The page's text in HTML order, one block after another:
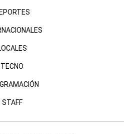
TECNO
STAFF